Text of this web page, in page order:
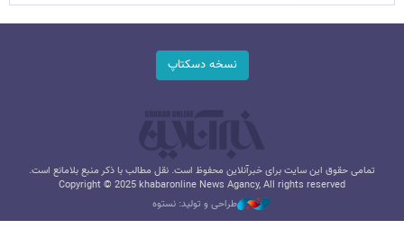
نسخه دسکتاپ
تمامی حقوق این سایت برای خبرآنلاین محفوظ است. نقل مطالب با ذکر منبع بلامانع است.
Copyright © 2025 khabaronline News Agancy, All rights reserved
طراحی و تولید: نستوه